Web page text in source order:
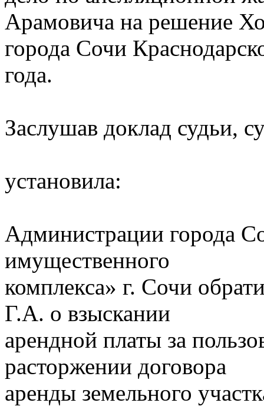
Арамовича на решение
города Сочи
года.
Заслушав доклад судьи,
установила:
Администрации города
имущественного
комплекса» г. Сочи
Г.А. о взыскании
арендной платы за
расторжении договора
аренды земельного